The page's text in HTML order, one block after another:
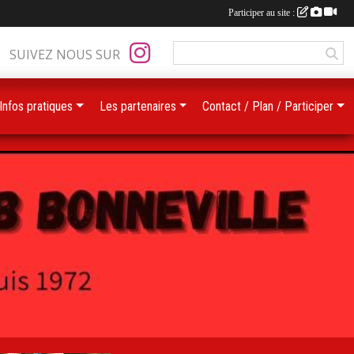
SUIVEZ NOUS SUR
pratiques Les partenaires Contact / Plan / Participer
Participer au site :